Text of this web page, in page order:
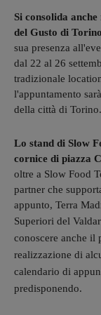
Si consolida
del Gusto di
sua presenza
dal 22 al 26
tradizionale
l'appuntamento
della città di Torino.
Lo stand di Slow
cornice di piazza
oltre a Slow Food
partner che
appunto, Terra
Superiori del
conoscere anche il
realizzazione di
calendario di
predisponendo.